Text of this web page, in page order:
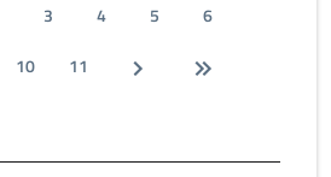
3 4 5
6
10 11